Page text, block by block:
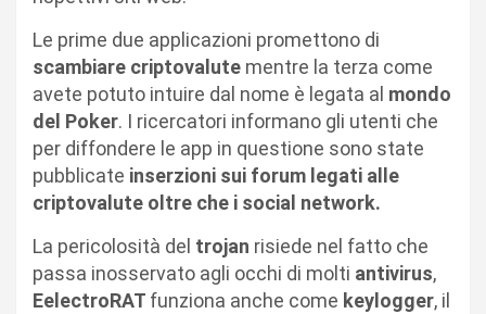
Le prime due applicazioni promettono di
scambiare criptovalute mentre la terza come
avete potuto intuire dal nome è legata al mondo
del Poker. I ricercatori informano gli utenti che
per diffondere le app in questione sono state
pubblicate inserzioni sui forum legati alle
criptovalute oltre che i social network.
La pericolosità del trojan risiede nel fatto che
passa inosservato agli occhi di molti antivirus,
EelectroRAT funziona anche come keylogger, il